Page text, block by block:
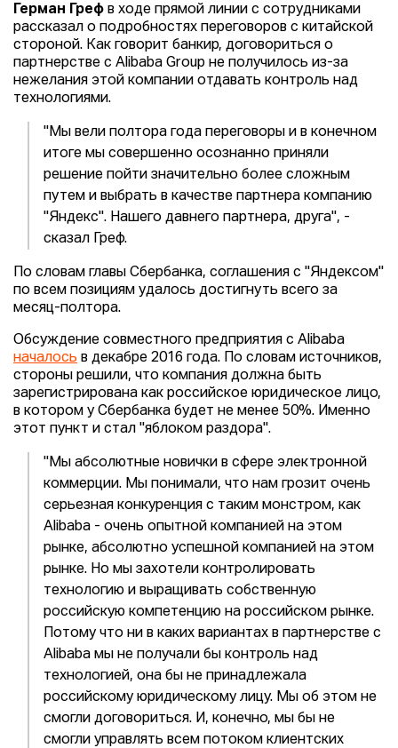
Герман Греф в ходе прямой линии с сотрудниками
рассказал о подробностях переговоров с китайской
стороной. Как говорит банкир, договориться о
партнерстве с Alibaba Group не получилось из-за
нежелания этой компании отдавать контроль над
технологиями.
"Мы вели полтора года переговоры и в конечном
итоге мы совершенно осознанно приняли
решение пойти значительно более сложным
путем и выбрать в качестве партнера компанию
"Яндекс". Нашего давнего партнера, друга", -
сказал Греф.
По словам главы Сбербанка, соглашения с "Яндексом"
по всем позициям удалось достигнуть всего за
месяц-полтора.
Обсуждение совместного предприятия с Alibaba
началось в декабре 2016 года. По словам источников,
стороны решили, что компания должна быть
зарегистрирована как российское юридическое лицо,
в котором у Сбербанка будет не менее 50%. Именно
этот пункт и стал "яблоком раздора".
"Мы абсолютные новички в сфере электронной
коммерции. Мы понимали, что нам грозит очень
серьезная конкуренция с таким монстром, как
Alibaba - очень опытной компанией на этом
рынке, абсолютно успешной компанией на этом
рынке. Но мы захотели контролировать
технологию и выращивать собственную
российскую компетенцию на российском рынке.
Потому что ни в каких вариантах в партнерстве с
Alibaba мы не получали бы контроль над
технологией, она бы не принадлежала
российскому юридическому лицу. Мы об этом не
смогли договориться. И, конечно, мы бы не
смогли управлять всем потоком клиентских